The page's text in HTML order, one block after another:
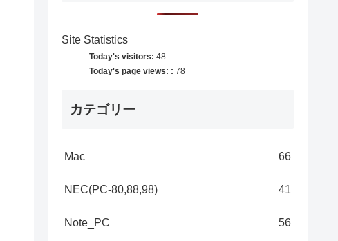
Site Statistics
Today's visitors: 48
Today's page views: : 78
カテゴリー
Mac 66
NEC(PC-80,88,98) 41
Note_PC 56